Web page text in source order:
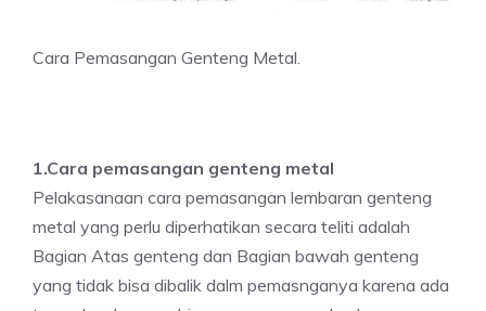
Cara Pemasangan Genteng Metal.
1.Cara pemasangan genteng metal
Pelakasanaan cara pemasangan lembaran genteng
metal yang perlu diperhatikan secara teliti adalah
Bagian Atas genteng dan Bagian bawah genteng
yang tidak bisa dibalik dalm pemasnganya karena ada